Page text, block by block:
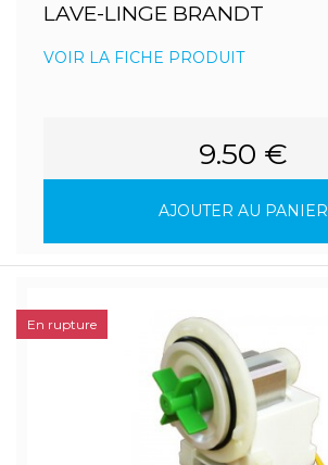
LAVE-LINGE BRANDT
VOIR LA FICHE PRODUIT
9.50 €
AJOUTER AU PANIER
En rupture